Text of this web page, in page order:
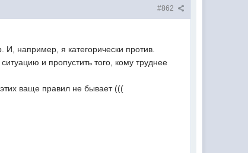
#862
например, я категорически против.
и пропустить того, кому труднее
ваще правил не бывает (((